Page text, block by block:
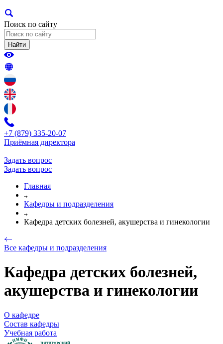
Поиск по сайту
Найти
+7 (879) 335-20-07
Приёмная директора
Задать вопрос
Задать вопрос
Главная
Кафедры и подразделения
Кафедра детских болезней, акушерства и гинекологии
Все кафедры и подразделения
Кафедра детских болезней,
акушерства и гинекологии
О кафедре
Состав кафедры
Учебная работа